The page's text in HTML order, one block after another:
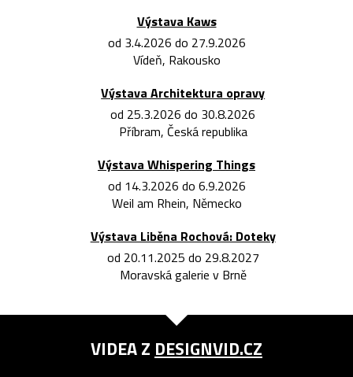
Výstava Kaws
od 3.4.2026 do 27.9.2026
Vídeň, Rakousko
Výstava Architektura opravy
od 25.3.2026 do 30.8.2026
Příbram, Česká republika
Výstava Whispering Things
od 14.3.2026 do 6.9.2026
Weil am Rhein, Německo
Výstava Liběna Rochová: Doteky
od 20.11.2025 do 29.8.2027
Moravská galerie v Brně
VIDEA Z DESIGNVID.CZ